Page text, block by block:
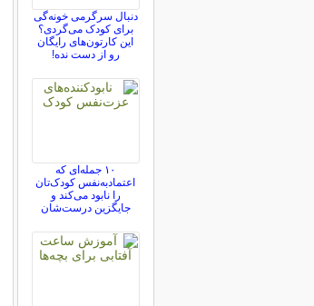
دنبال سرگرمی خونه‌گی
برای کودک می‌گردی؟
این کارتون‌های رایگان
رو از دست نده!
۱۰ جمله‌ای که
اعتمادبه‌نفس کودک‌تان
را نابود می‌کند و
جایگزین درست‌شان